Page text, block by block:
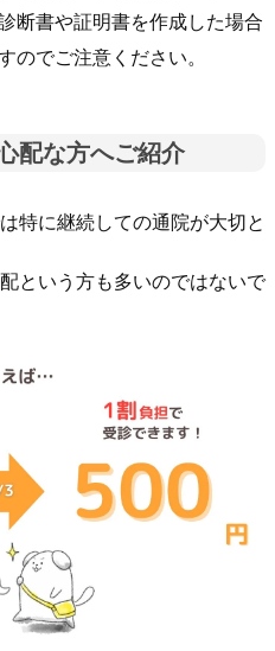
断書や証明書を作成した場合
のでご注意ください。
配な方へご紹介
特に継続しての通院が大切と
という方も多いのではないで